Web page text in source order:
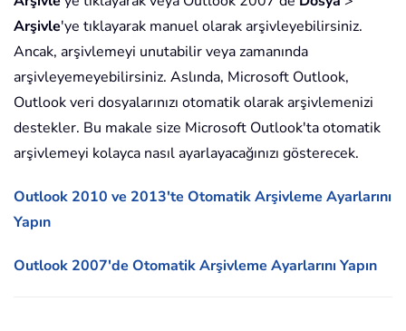
Arşivle'ye tıklayarak manuel olarak arşivleyebilirsiniz.
Ancak, arşivlemeyi unutabilir veya zamanında
arşivleyemeyebilirsiniz. Aslında, Microsoft Outlook,
Outlook veri dosyalarınızı otomatik olarak arşivlemenizi
destekler. Bu makale size Microsoft Outlook'ta otomatik
arşivlemeyi kolayca nasıl ayarlayacağınızı gösterecek.
Outlook 2010 ve 2013'te Otomatik Arşivleme Ayarlarını
Yapın
Outlook 2007'de Otomatik Arşivleme Ayarlarını Yapın